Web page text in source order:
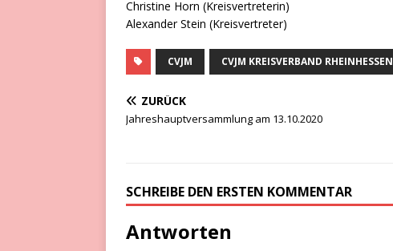
Christine Horn (Kreisvertreterin)
Alexander Stein (Kreisvertreter)
CVJM CVJM KREISVERBAND RHEINHESSEN
ZURÜCK
Jahreshauptversammlung am 13.10.2020
SCHREIBE DEN ERSTEN KOMMENTAR
Antworten